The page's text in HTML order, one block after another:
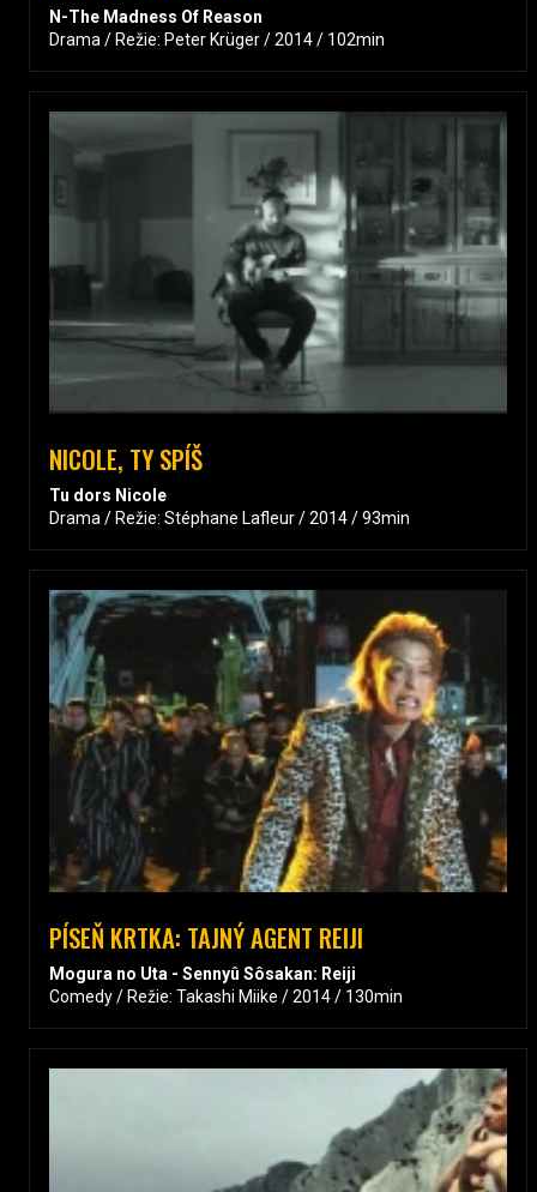
N-The Madness Of Reason
Drama / Režie: Peter Krüger / 2014 / 102min
NICOLE, TY SPÍŠ
Tu dors Nicole
Drama / Režie: Stéphane Lafleur / 2014 / 93min
PÍSEŇ KRTKA: TAJNÝ AGENT REIJI
Mogura no Uta - Sennyû Sôsakan: Reiji
Comedy / Režie: Takashi Miike / 2014 / 130min